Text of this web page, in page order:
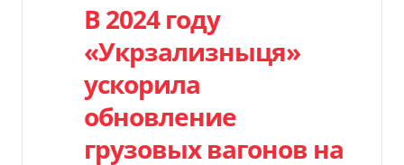
В 2024 году
«Укрзализныця»
ускорила
обновление
грузовых вагонов на